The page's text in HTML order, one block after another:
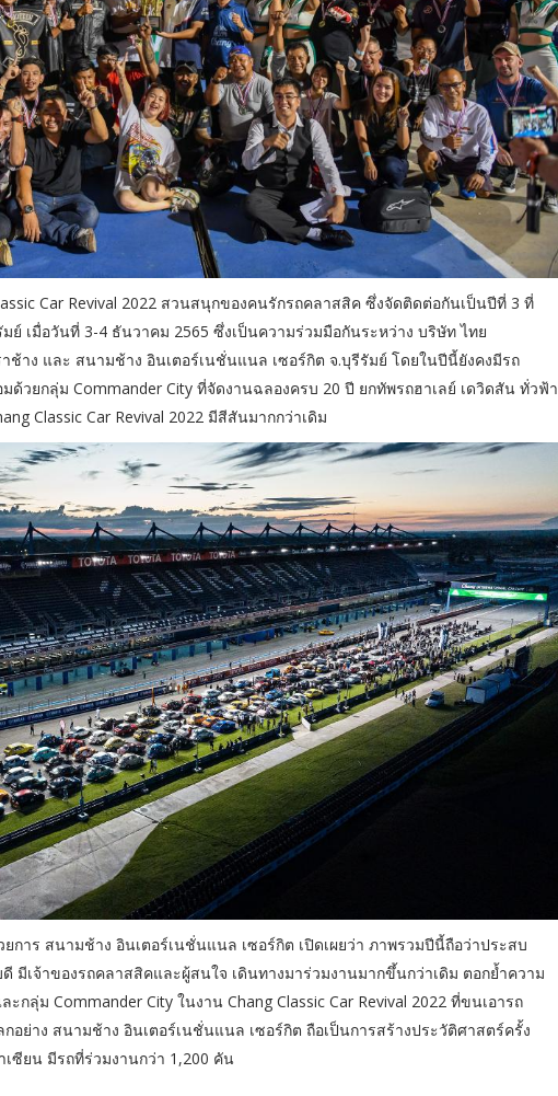
Car Revival 2022 สวนสนุกของคนรักรถคลาสสิค ซึ่งจัดติดต่อกันเป็นปีที่ 3 ที่
ย์ เมื่อวันที่ 3-4 ธันวาคม 2565 ซึ่งเป็นความร่วมมือกันระหว่าง บริษัท ไทย
ช้าง และ สนามช้าง อินเตอร์เนชั่นแนล เซอร์กิต จ.บุรีรัมย์ โดยในปีนี้ยังคงมีรถ
วยกลุ่ม Commander City ที่จัดงานฉลองครบ 20 ปี ยกทัพรถฮาเลย์ เดวิดสัน ทั่วฟ้า
Classic Car Revival 2022 มีสีสันมากกว่าเดิม
าร สนามช้าง อินเตอร์เนชั่นแนล เซอร์กิต เปิดเผยว่า ภาพรวมปีนี้ถือว่าประสบ
มีเจ้าของรถคลาสสิคและผู้สนใจ เดินทางมาร่วมงานมากขึ้นกว่าเดิม ตอกย้ำความ
ลุ่ม Commander City ในงาน Chang Classic Car Revival 2022 ที่ขนเอารถ
ย่าง สนามช้าง อินเตอร์เนชั่นแนล เซอร์กิต ถือเป็นการสร้างประวัติศาสตร์ครั้ง
ซียน มีรถที่ร่วมงานกว่า 1,200 คัน